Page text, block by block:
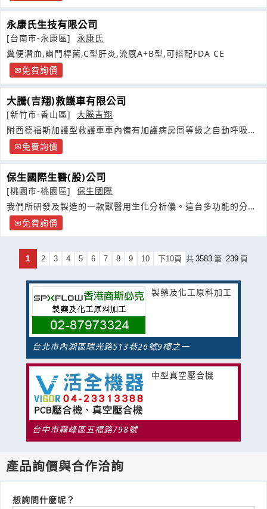
永康氏生技有限公司
[台南市-永康區]
永康氏
糞便潛血,幽門桿菌,C型肝炎,流感A+B型,可搭配FDA CE
免費詢價
大騰(吉翔)救護車有限公司
[新竹市-香山區]
大騰吉翔
附西德福斯加護型救護車車內備有加護病房同等級之自動呼吸器
{LP10免費詢價
保生國際生醫(股)公司
[桃園市-桃園區]
保生國際
我們所研發及製造的一款獸醫用生化分析儀。這台多功能的分析
儀是設計用來對多種動物進行生化
免費詢價
1 2 3 4 5 6 7 8 9 10 下10頁 共 3583 筆 239 頁
製藥及化工原料加工
台北市內湖區瑞光路513巷26號9樓之一
中型真空壓合機
台中市霧峰區五褔路798號
產品詢價與合作洽詢
想詢問什麼呢？